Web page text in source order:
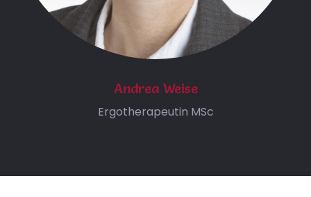
Andrea Weise
Ergotherapeutin MSc